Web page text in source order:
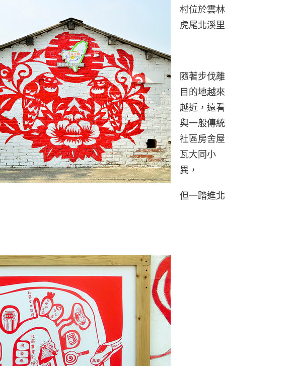
村位於雲林
虎尾北溪里
隨著步伐離
目的地越來
越近，遠看
與一般傳統
社區房舍屋
瓦大同小
異，
但一踏進北